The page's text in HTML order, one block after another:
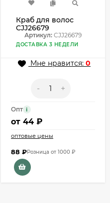
Краб для волос
CJJ26679
Артикул: CJJ26679
ДОСТАВКА 3 НЕДЕЛИ
Мне нравится: 0
- +
Опт i
от 44 ₽
оптовые цены
88 ₽Розница от 1000 ₽